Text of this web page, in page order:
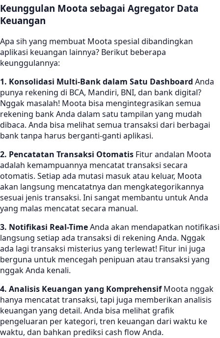
Keunggulan Moota sebagai Agregator Data
Keuangan
Apa sih yang membuat Moota spesial dibandingkan
aplikasi keuangan lainnya? Berikut beberapa
keunggulannya:
1. Konsolidasi Multi-Bank dalam Satu Dashboard Anda
punya rekening di BCA, Mandiri, BNI, dan bank digital?
Nggak masalah! Moota bisa mengintegrasikan semua
rekening bank Anda dalam satu tampilan yang mudah
dibaca. Anda bisa melihat semua transaksi dari berbagai
bank tanpa harus berganti-ganti aplikasi.
2. Pencatatan Transaksi Otomatis Fitur andalan Moota
adalah kemampuannya mencatat transaksi secara
otomatis. Setiap ada mutasi masuk atau keluar, Moota
akan langsung mencatatnya dan mengkategorikannya
sesuai jenis transaksi. Ini sangat membantu untuk Anda
yang malas mencatat secara manual.
3. Notifikasi Real-TimeAnda akan mendapatkan notifikasi
langsung setiap ada transaksi di rekening Anda. Nggak
ada lagi transaksi misterius yang terlewat! Fitur ini juga
berguna untuk mencegah penipuan atau transaksi yang
nggak Anda kenali.
4. Analisis Keuangan yang KomprehensifMoota nggak
hanya mencatat transaksi, tapi juga memberikan analisis
keuangan yang detail. Anda bisa melihat grafik
pengeluaran per kategori, tren keuangan dari waktu ke
waktu, dan bahkan prediksi cash flow Anda.